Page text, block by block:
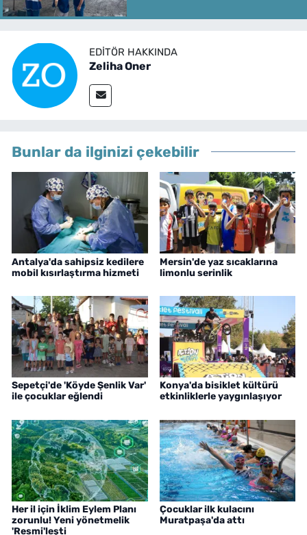
EDITÖR HAKKINDA
Zeliha Oner
Bunlar da ilginizi çekebilir
Antalya'da sahipsiz kedilere
mobil kısırlaştırma hizmeti
Mersin'de yaz sıcaklarına
limonlu serinlik
Sepetçi'de 'Köyde Şenlik Var'
ile çocuklar eğlendi
Konya'da bisiklet kültürü
etkinliklerle yaygınlaşıyor
Her il için İklim Eylem Planı
zorunlu! Yeni yönetmelik
'Resmi'leşti
Çocuklar ilk kulacını
Muratpaşa'da attı